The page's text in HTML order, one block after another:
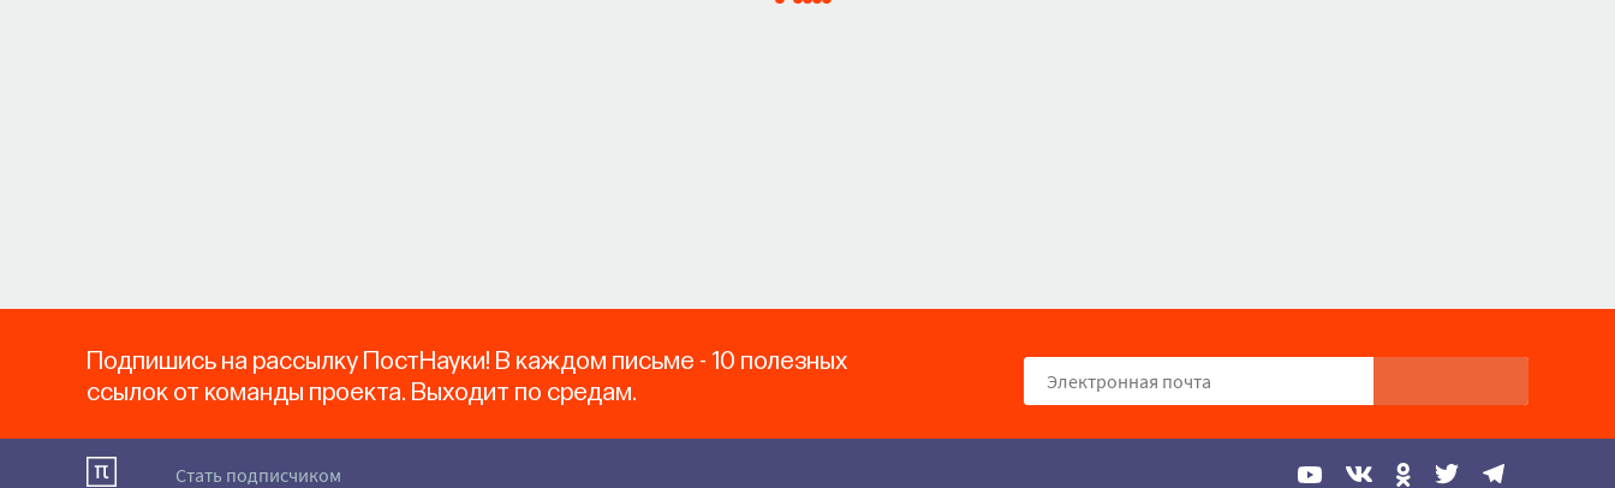
Подпишись на рассылку ПостНауки! В каждом письме - 10 полезных
ссылок от команды проекта. Выходит по средам.
Стать подписчиком